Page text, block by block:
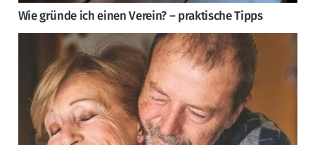
Wie gründe ich einen Verein? – praktische Tipps